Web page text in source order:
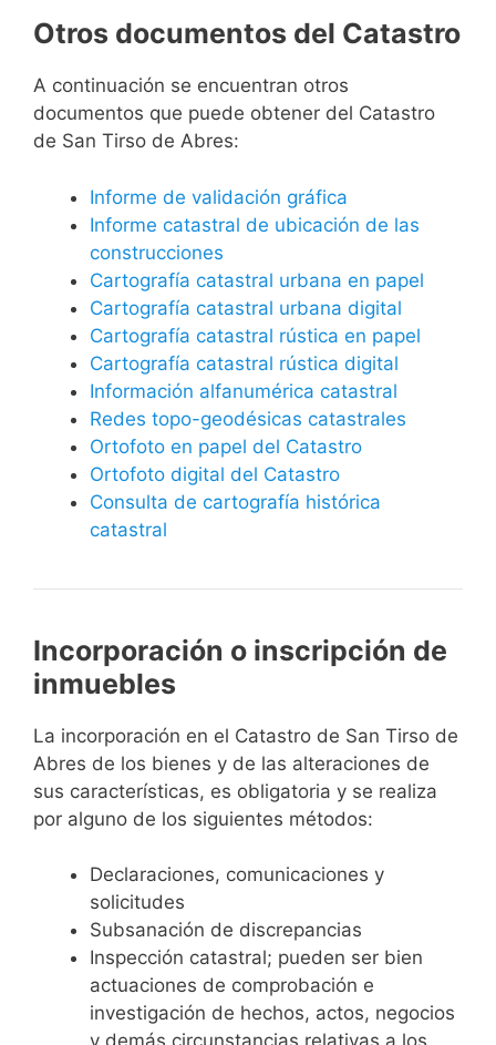
Otros documentos del Catastro
A continuación se encuentran otros
documentos que puede obtener del Catastro
de San Tirso de Abres:
Informe de validación gráfica
Informe catastral de ubicación de las
construcciones
Cartografía catastral urbana en papel
Cartografía catastral urbana digital
Cartografía catastral rústica en papel
Cartografía catastral rústica digital
Información alfanumérica catastral
Redes topo-geodésicas catastrales
Ortofoto en papel del Catastro
Ortofoto digital del Catastro
Consulta de cartografía histórica
catastral
Incorporación o inscripción de
inmuebles
La incorporación en el Catastro de San Tirso de
Abres de los bienes y de las alteraciones de
sus características, es obligatoria y se realiza
por alguno de los siguientes métodos:
Declaraciones, comunicaciones y
solicitudes
Subsanación de discrepancias
Inspección catastral; pueden ser bien
actuaciones de comprobación e
investigación de hechos, actos, negocios